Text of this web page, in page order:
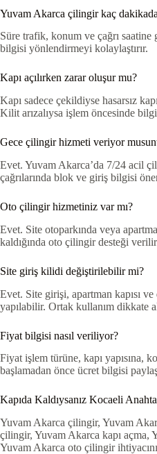
Yuvam Akarca çilingir kaç
Süre trafik, konum ve çağrı
bilgisi yönlendirmeyi kolaylaştırır.
Kapı açılırken zarar oluşur mu?
Kapı sadece çekildiyse hasarsız
Kilit arızalıysa işlem öncesinde
Gece çilingir hizmeti veriyor
Evet. Yuvam Akarca’da 7/24 acil
çağrılarında blok ve giriş bilgisi
Oto çilingir hizmetiniz var mı?
Evet. Site otoparkında veya
kaldığında oto çilingir desteği
Site giriş kilidi değiştirilebilir mi?
Evet. Site girişi, apartman kapısı
yapılabilir. Ortak kullanım dikkate
Fiyat bilgisi nasıl veriliyor?
Fiyat işlem türüne, kapı yapısına,
başlamadan önce ücret bilgisi
Kapıda Kaldıysanız Kocaeli
Yuvam Akarca çilingir, Yuvam
çilingir, Yuvam Akarca kapı açma,
Yuvam Akarca oto çilingir